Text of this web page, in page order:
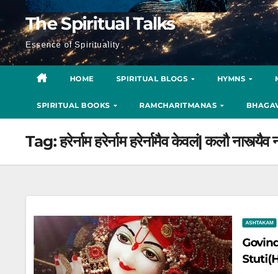
The Spiritual Talks
Essence of Spirituality
HOME SPIRITUAL BLOGS HYMNS
SPIRITUAL BOOKS RAMCHARITMANAS
Tag:हरेर्नाम हरेर्नाम हरेर्नामैव केवलं| कलौ नास्त्यैव
ASHTAKAM